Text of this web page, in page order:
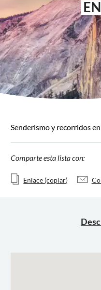
Senderismo y recorridos
Comparte esta lista con:
Enlace (copiar)